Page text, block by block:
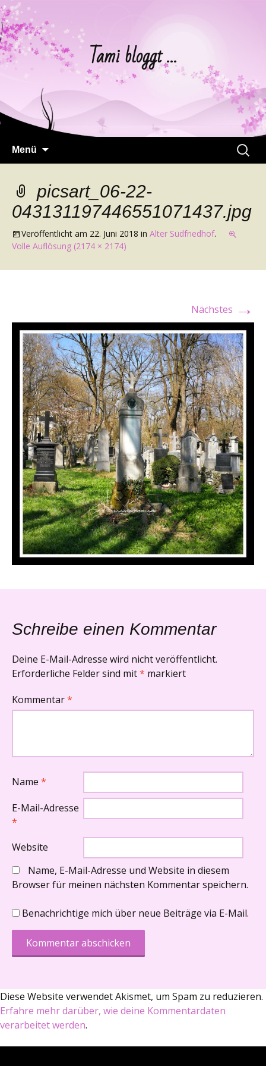
Tami bloggt …
Menü
Suchen
nach:
picsart_06-22-
043131197446551071437.jpg
Veröffentlicht am 22. Juni 2018 in Alter Südfriedhof.
Volle Auflösung (2174 × 2174)
Nächstes →
Schreibe einen Kommentar
Deine E-Mail-Adresse wird nicht veröffentlicht.
Erforderliche Felder sind mit* markiert
Kommentar*
Name *
E-Mail-Adresse
*
Website
Name, E-Mail-Adresse und Website in diesem
Browser für meinen nächsten Kommentar speichern.
Benachrichtige mich über neue Beiträge via E-Mail.
Diese Website verwendet Akismet, um Spam zu reduzieren.
Erfahre mehr darüber, wie deine Kommentardaten
verarbeitet werden.